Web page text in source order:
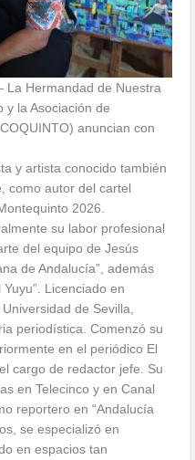
Hermandad de Nuestra
y la Asociación de
anuncian con
y artista conocido también
como autor del cartel
2026.
su labor profesional
del equipo de Jesús
de Andalucía”, además
Licenciado en
de Sevilla,
periodística. Comenzó su
en el periódico El
cargo de redactor jefe. Su
en Telecinco y en Canal
reportero en “Andalucía
se especializó en
en espacios tan